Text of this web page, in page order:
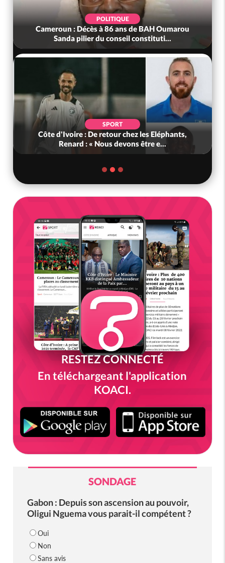
POLITIQUE
Cameroun : Décès à 86 ans de BAH Oumarou
Sanda pilier du conseil constituti...
SPORT
Côte d'Ivoire : De retour chez les Eléphants,
Renard : « Nous devons être e...
RESTEZ CONNECTÉ
En téléchargeant l'application
KOACI.
SONDAGE
Gabon : Depuis son ascension au pouvoir,
Oligui Nguema vous parait-il compétent ?
Oui
Non
Sans avis